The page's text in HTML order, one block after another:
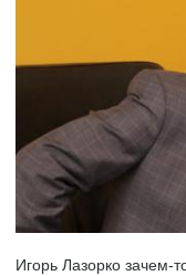
Игорь Лазорко зачем-